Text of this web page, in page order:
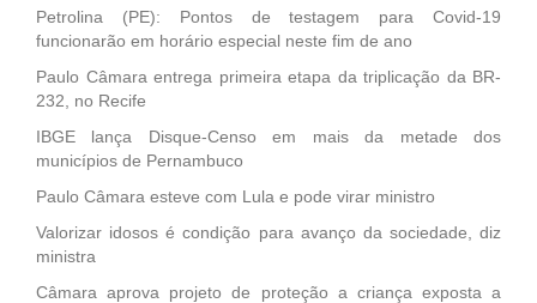
Petrolina (PE): Pontos de testagem para Covid-19
funcionarão em horário especial neste fim de ano
Paulo Câmara entrega primeira etapa da triplicação da BR-
232, no Recife
IBGE lança Disque-Censo em mais da metade dos
municípios de Pernambuco
Paulo Câmara esteve com Lula e pode virar ministro
Valorizar idosos é condição para avanço da sociedade, diz
ministra
Câmara aprova projeto de proteção a criança exposta a